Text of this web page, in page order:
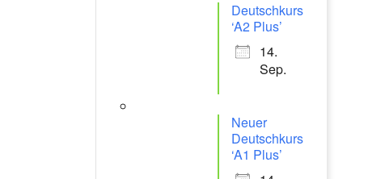
Deutschkurs
‘A2 Plus’
14.
Sep.
Neuer
Deutschkurs
‘A1 Plus’